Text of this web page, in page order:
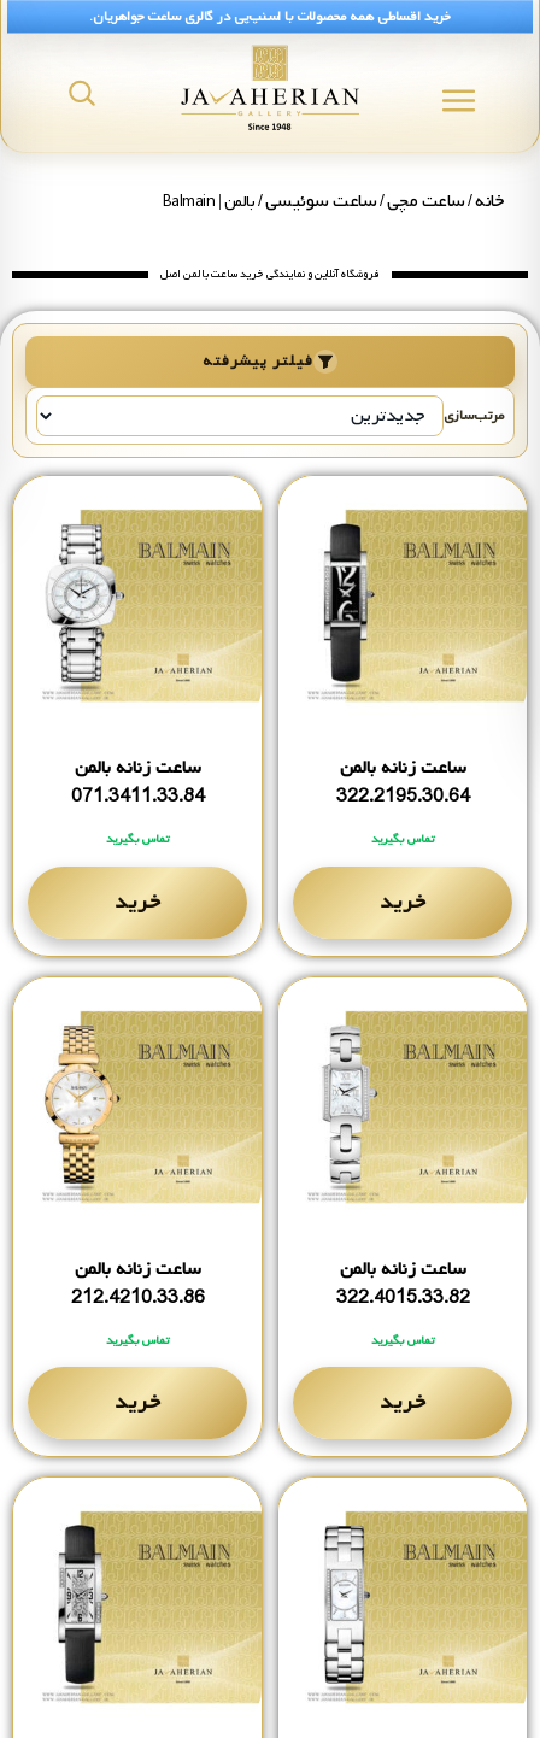
خرید اقساطی همه محصولات با اسنپ‌پی در گالری ساعت جواهریان.
خانه/ساعت مچی/ساعت سوئیسی/ بالمن | Balmain
فروشگاه آنلاین و نمایندگی خرید ساعت بالمن اصل
فیلتر پیشرفته
مرتب‌سازی
ساعت زنانه بالمن
322.2195.30.64
تماس بگیرید
خرید
ساعت زنانه بالمن
071.3411.33.84
تماس بگیرید
خرید
ساعت زنانه بالمن
322.4015.33.82
تماس بگیرید
خرید
ساعت زنانه بالمن
212.4210.33.86
تماس بگیرید
خرید